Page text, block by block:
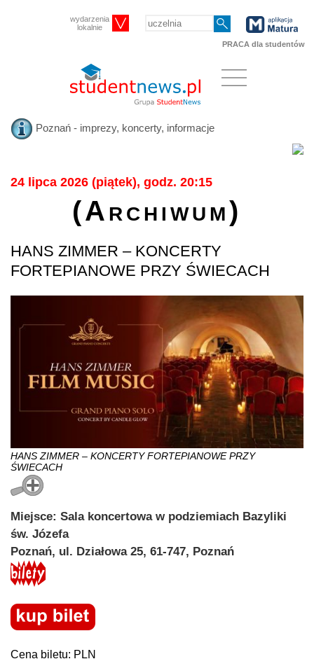
wydarzenia
lokalnie
PRACA dla studentów
Poznań - imprezy, koncerty, informacje
24 lipca 2026 (piątek), godz. 20:15
(Archiwum)
HANS ZIMMER – KONCERTY
FORTEPIANOWE PRZY ŚWIECACH
HANS ZIMMER – KONCERTY FORTEPIANOWE PRZY
ŚWIECACH
Miejsce: Sala koncertowa w podziemiach Bazyliki
św. Józefa
Poznań, ul. Działowa 25, 61-747, Poznań
Cena biletu: PLN